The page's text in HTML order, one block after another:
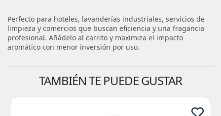
Perfecto para hoteles, lavanderías industriales, servicios de
limpieza y comercios que buscan eficiencia y una fragancia
profesional. Añádelo al carrito y maximiza el impacto
aromático con menor inversión por uso.
TAMBIÉN TE PUEDE GUSTAR